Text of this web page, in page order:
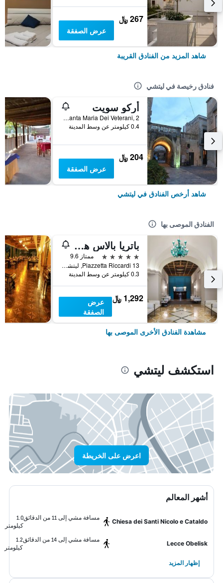
267 ﷼
عرض الصفقة
شاهد المزيد من الفنادق القريبة
فنادق رخيصة في ليتشي
أركو سويت
Via Santa Maria Dei Veterani, 2, ليتشي, مقاطعة ليتشي, إيطاليا
0.4 كيلومتر عن وسط المدينة
204 ﷼
عرض الصفقة
شاهد أرخص الفنادق في ليتشي
الفنادق الموصى بها
باتريا بالاس هوتل ليتس - ليدينج هوتلز أوف ذا وورلد
5 نجوم
ممتاز 9.6
Piazzetta Riccardi 13, ليتشي, مقاطعة ليتشي, إيطاليا
0.3 كيلومتر عن وسط المدينة
1,292 ﷼
عرض
الصفقة
مشاهدة الفنادق الأخرى الموصى بها
استكشف ليتشي
اعرض على الخريطة
أشهر المعالم
Chiesa dei Santi Nicolo e Cataldo
مسافة مشي إلى 11 من الدقائق
1.0
كيلومتر
Lecce Obelisk
مسافة مشي إلى 14 من الدقائق
1.2
كيلومتر
إظهار المزيد